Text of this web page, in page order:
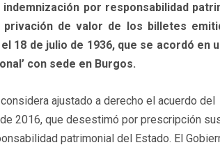
indemnización por responsabilidad
de valor de los billetes
18 de julio de 1936, que se acordó en
con sede en Burgos.
ajustado a derecho el acuerdo del
2016, que desestimó por prescripción
patrimonial del Estado. El